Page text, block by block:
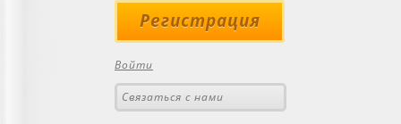
Регистрация
Войти
Связаться с нами